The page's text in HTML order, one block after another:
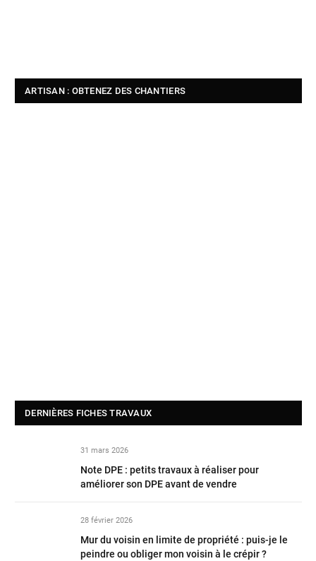
ARTISAN : OBTENEZ DES CHANTIERS
DERNIÈRES FICHES TRAVAUX
31 mars 2026
Note DPE : petits travaux à réaliser pour
améliorer son DPE avant de vendre
28 février 2026
Mur du voisin en limite de propriété : puis-je le
peindre ou obliger mon voisin à le crépir ?